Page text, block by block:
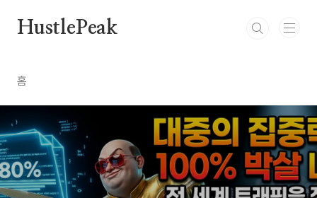
HustlePeak
홈